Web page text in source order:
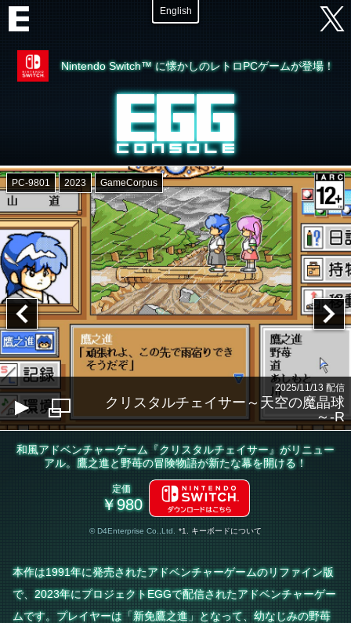
English
Nintendo Switch™ に懐かしのレトロPCゲームが登場！
PC-9801 2023 GameCorpus
2025/11/13 配信
クリスタルチェイサー～天空の魔晶球
～-R
和風アドベンチャーゲーム『クリスタルチェイサー』がリニュー
アル。鷹之進と野苺の冒険物語が新たな幕を開ける！
定価
￥980
© D4Enterprise Co.,Ltd. *1. キーボードについて
本作は1991年に発売されたアドベンチャーゲームのリファイン版
で、2023年にプロジェクトEGGで配信されたアドベンチャーゲー
ムです。プレイヤーは「新免鷹之進」となって、幼なじみの野苺